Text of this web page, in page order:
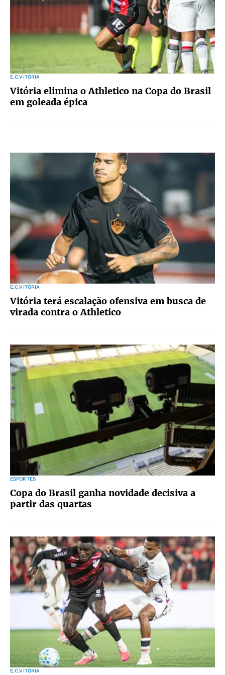
E.C.VITÓRIA
Vitória elimina o Athletico na Copa do Brasil
em goleada épica
E.C.VITÓRIA
Vitória terá escalação ofensiva em busca de
virada contra o Athletico
ESPORTES
Copa do Brasil ganha novidade decisiva a
partir das quartas
E.C.VITÓRIA